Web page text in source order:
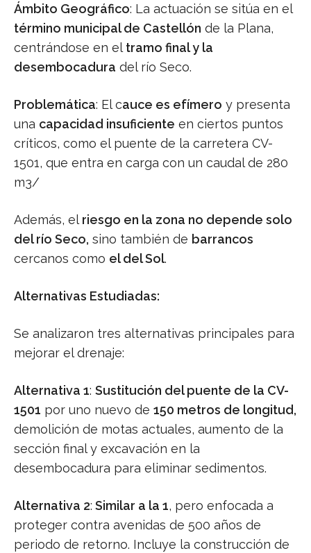
Ámbito Geográfico: La actuación se sitúa en el
término municipal de Castellón de la Plana,
centrándose en eltramo final y la
desembocadura del río Seco.
Problemática: El cauce es efímero y presenta
una capacidad insuficiente en ciertos puntos
críticos, como el puente de la carretera CV-
1501, que entra en carga con un caudal de 280
m3/
Además, elriesgo en la zona no depende solo
del río Seco, sino también de barrancos
cercanos como el del Sol.
Alternativas Estudiadas:
Se analizaron tres alternativas principales para
mejorar el drenaje:
Alternativa 1: Sustitución del puente de la CV-
1501 por uno nuevo de 150 metros de longitud,
demolición de motas actuales, aumento de la
sección final y excavación en la
desembocadura para eliminar sedimentos.
Alternativa 2: Similar a la 1, pero enfocada a
proteger contra avenidas de 500 años de
periodo de retorno. Incluye la construcción de